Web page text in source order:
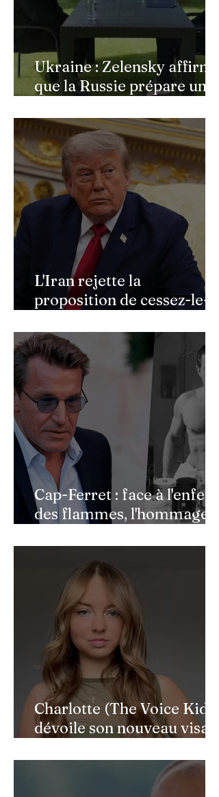
Ukraine : Zelensky affirme
que la Russie prépare une
militaire à l'automne
L'Iran rejette la
proposition de cessez-le-
Cap-Ferret : face à l'enfer
des flammes, l'hommage
héros de l'ombre
Charlotte (The Voice Kids)
dévoile son nouveau visage
faciale : une renaissance
bouleversante pour ses 16